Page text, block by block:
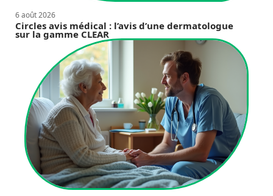
6 août 2026
Circles avis médical : l’avis d’une dermatologue
sur la gamme CLEAR